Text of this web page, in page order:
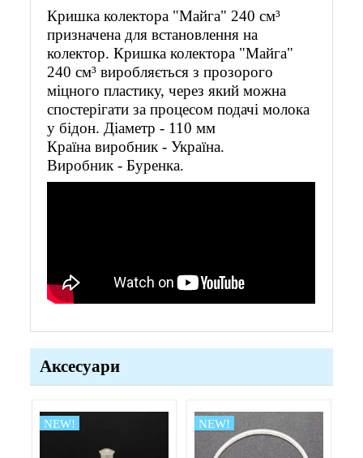
Кришка колектора "Майга" 240 см³
призначена для встановлення на
колектор. Кришка колектора "Майга"
240 см³ виробляється з прозорого
міцного пластику, через який можна
спостерігати за процесом подачі молока
у бідон. Діаметр - 110 мм
Країна виробник - Україна.
Виробник - Буренка.
Аксесуари
NEW! NEW!